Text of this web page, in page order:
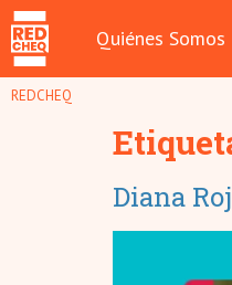
Quiénes Somos
REDCHEQ
Diana